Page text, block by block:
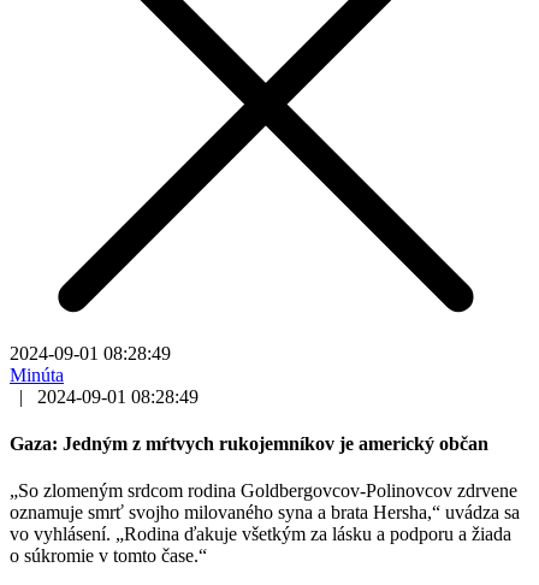
2024-09-01 08:28:49
Minúta
|
2024-09-01 08:28:49
Gaza: Jedným z mŕtvych rukojemníkov je americký občan
„So zlomeným srdcom rodina Goldbergovcov-Polinovcov zdrvene
oznamuje smrť svojho milovaného syna a brata Hersha,“ uvádza sa
vo vyhlásení. „Rodina ďakuje všetkým za lásku a podporu a žiada
o súkromie v tomto čase.“